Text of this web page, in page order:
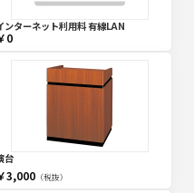
ンターネット利用料 有線LAN
0
台
3,000（税抜）